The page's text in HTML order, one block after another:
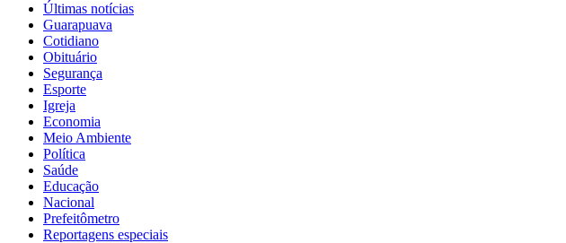
Últimas notícias
Guarapuava
Cotidiano
Obituário
Segurança
Esporte
Igreja
Economia
Meio Ambiente
Política
Saúde
Educação
Nacional
Prefeitômetro
Reportagens especiais